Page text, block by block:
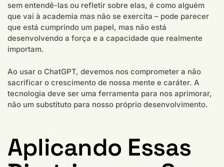
sem entendê-las ou refletir sobre elas, é como alguém
que vai à academia mas não se exercita – pode parecer
que está cumprindo um papel, mas não está
desenvolvendo a força e a capacidade que realmente
importam.
Ao usar o ChatGPT, devemos nos comprometer a não
sacrificar o crescimento de nossa mente e caráter. A
tecnologia deve ser uma ferramenta para nos aprimorar,
não um substituto para nosso próprio desenvolvimento.
Aplicando Essas